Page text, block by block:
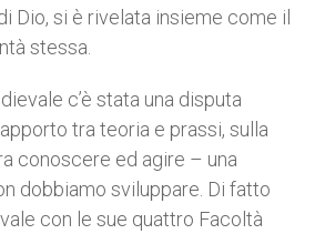
Dio, si è rivelata insieme come il
stessa.
c’è stata una disputa
tra teoria e prassi, sulla
conoscere ed agire – una
dobbiamo sviluppare. Di fatto
con le sue quattro Facoltà